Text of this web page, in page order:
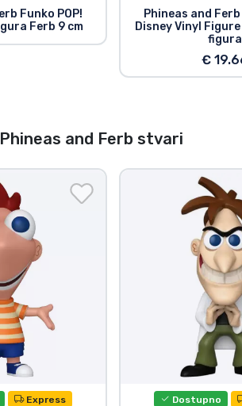
Funko POP!
Ferb 9 cm
Phineas and Ferb
Disney Vinyl
figura
€
and Ferb stvari
Express Dostupno